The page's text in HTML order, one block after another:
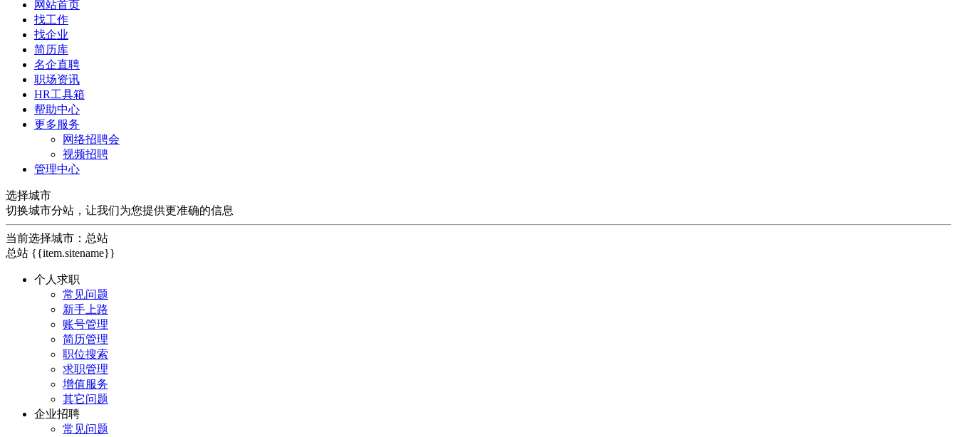
网站首页
找工作
找企业
简历库
名企直聘
职场资讯
HR工具箱
帮助中心
更多服务
网络招聘会
视频招聘
管理中心
选择城市
切换城市分站，让我们为您提供更准确的信息
当前选择城市： 总站
总站 {{item.sitename}}
个人求职
常见问题
新手上路
账号管理
简历管理
职位搜索
求职管理
增值服务
其它问题
企业招聘
常见问题